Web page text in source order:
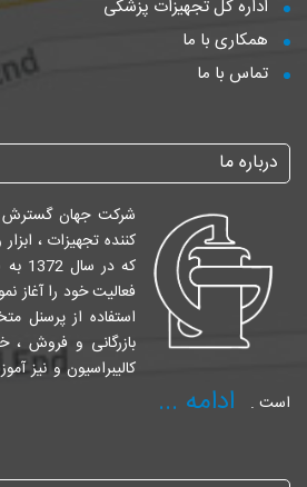
اداره کل تجهیزات پزشکی
همکاری با ما
تماس با ما
درباره ما
شرکت جهان گسترش
کننده تجهیزات ،
که
فعالیت خود را آغاز
استفاده از پرسنل
بازرگانی و فروش
کالیبراسیون و نیز
است .
ادامه ...